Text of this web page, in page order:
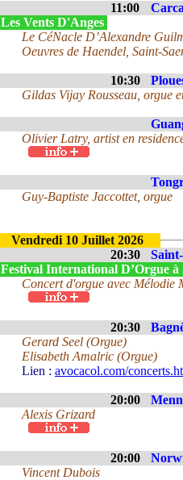
11:00
Les Vents D'Anges
Le CéNacle D’Alexandre
Oeuvres de Haendel, Saint-
10:30
Gildas Vijay Rousseau, orgue
Olivier Latry, artist en
Guy-Baptiste Jaccottet, orgue
Vendredi 10 Juillet 2026
20:30
Festival International D’Orgue
Concert d'orgue avec Mélodie
20:30
Gerard Seel (Orgue)
Elisabeth Amalric (Orgue)
Lien : avocacol.com/
20:00
Alexis Grizard
20:00
Vincent Dubois